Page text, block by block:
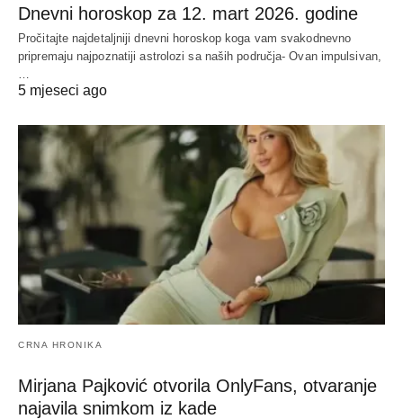
Dnevni horoskop za 12. mart 2026. godine
Pročitajte najdetaljniji dnevni horoskop koga vam svakodnevno
pripremaju najpoznatiji astrolozi sa naših područja- Ovan impulsivan,
…
5 mjeseci ago
CRNA HRONIKA
Mirjana Pajković otvorila OnlyFans, otvaranje
najavila snimkom iz kade